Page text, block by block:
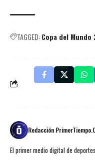
TAGGED:Copa del Mundo
Redacción
El primer medio digital de